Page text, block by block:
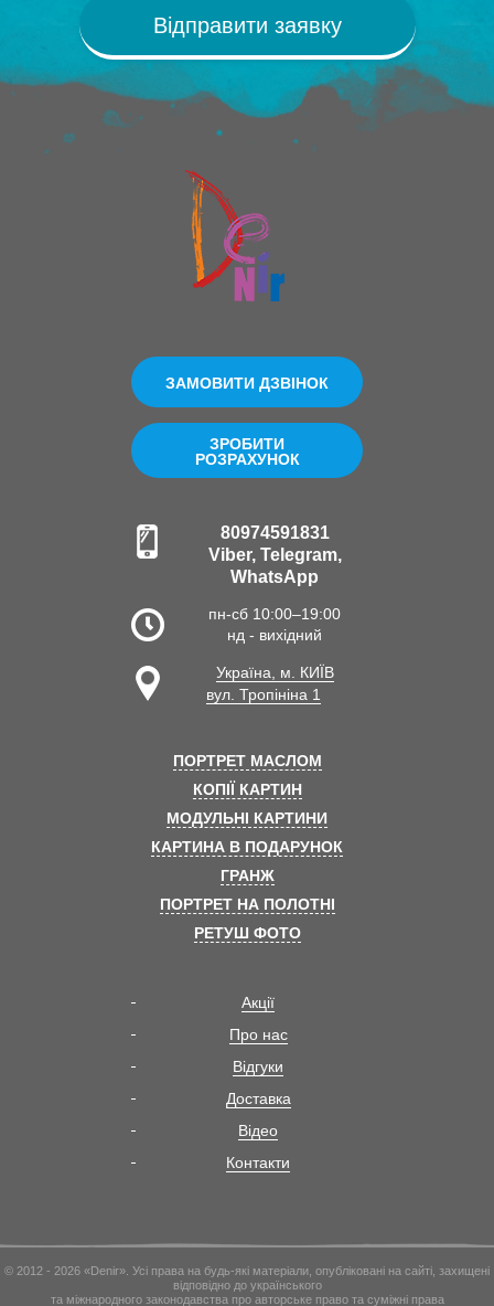
Відправити заявку
ПОРТРЕТ МАСЛОМ
КОПІЇ КАРТИН
МОДУЛЬНІ КАРТИНИ
КАРТИНА В ПОДАРУНОК
ГРАНЖ
ПОРТРЕТ НА ПОЛОТНІ
РЕТУШ ФОТО
Акції
Про нас
Відгуки
Доставка
Відео
Контакти
ЗАМОВИТИ ДЗВІНОК
ЗРОБИТИ
РОЗРАХУНОК
80974591831
Viber, Telegram,
WhatsApp
пн-сб 10:00–19:00
нд - вихідний
Україна, м. КИЇВ
вул. Тропініна 1
© 2012 - 2026 «Denir». Усі права на будь-які матеріали, опубліковані на сайті, захищені
відповідно до українського
та міжнародного законодавства про авторське право та суміжні права